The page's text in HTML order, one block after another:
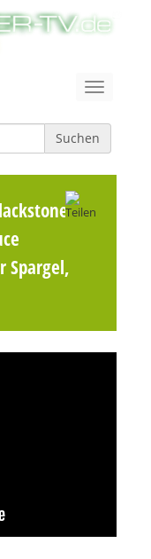
Suchen
Ei,
Spargel,